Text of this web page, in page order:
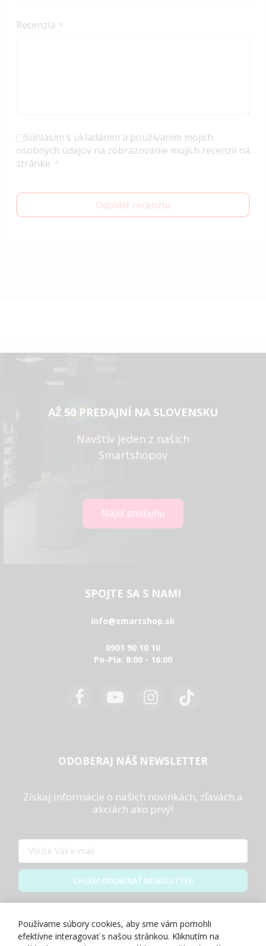
Recenzia
Súhlasím s ukladaním a používaním mojich
osobných údajov na zobrazovanie mojich recenzií na
stránke
Odoslať recenziu
AŽ 50 PREDAJNÍ NA SLOVENSKU
Navštív jeden z našich
Smartshopov
SPOJTE SA S NAMI
info@smartshop.sk
0901 90 10 10
Po-Pia: 8:00 - 16:00
ODOBERAJ NÁŠ NEWSLETTER
Získaj informácie o našich novinkách, zľavách a
akciách ako prvý!
CHCEM ODOBERAŤ NEWSLETTER
Používame súbory cookies, aby sme vám pomohli
efektívne interagovať s našou stránkou. Kliknutím na